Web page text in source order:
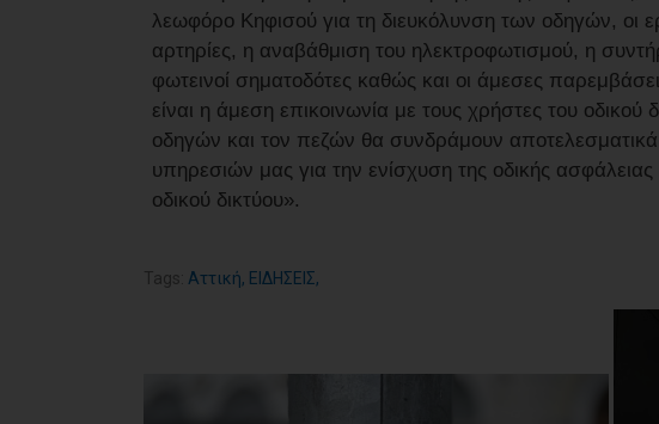
λεωφόρο Κηφισού για τη διευκόλυνση των οδηγών, οι
αρτηρίες, η αναβάθμιση του ηλεκτροφωτισμού, η
φωτεινοί σηματοδότες καθώς και οι άμεσες
είναι η άμεση επικοινωνία με τους χρήστες του
οδηγών και τον πεζών θα συνδράμουν
υπηρεσιών μας για την ενίσχυση της οδικής ασφάλειας
οδικού δικτύου».
Tags: Αττική, ΕΙΔΗΣΕΙΣ,